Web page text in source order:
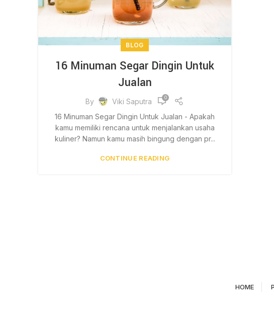
BLOG
16 Minuman Segar Dingin Untuk
Jualan
By Viki Saputra 0
16 Minuman Segar Dingin Untuk Jualan - Apakah
kamu memiliki rencana untuk menjalankan usaha
kuliner? Namun kamu masih bingung dengan pr...
CONTINUE READING
HOME